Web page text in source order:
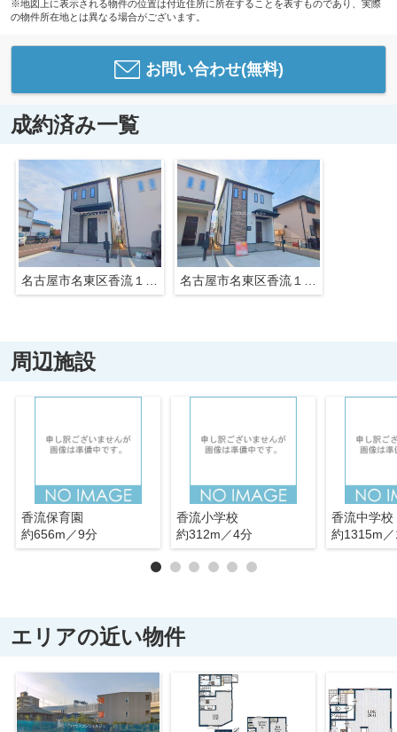
※地図上に表示される物件の位置は付近住所に所在することを表すものであり、実際
の物件所在地とは異なる場合がございます。
お問い合わせ(無料)
成約済み一覧
周辺施設
香流保育園
約656m／9分
香流小学校
約312m／4分
香流中学校
約1315m
エリアの近い物件